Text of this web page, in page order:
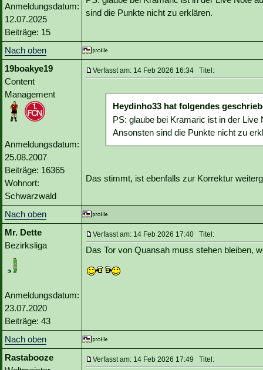
Anmeldungsdatum:
12.07.2025
Beiträge: 15
sind die Punkte nicht zu erklären.
Nach oben
19boakye19
Content
Management
Anmeldungsdatum:
25.08.2007
Beiträge: 16365
Wohnort:
Schwarzwald
Verfasst am: 14 Feb 2026 16:34 Titel:
Heydinho33 hat folgendes
PS: glaube bei Kramaric ist in der Live
Ansonsten sind die Punkte nicht zu
Das stimmt, ist ebenfalls zur Korrektur
Nach oben
Mr. Dette
Bezirksliga
Anmeldungsdatum:
23.07.2020
Beiträge: 43
Verfasst am: 14 Feb 2026 17:40 Titel:
Das Tor von Quansah muss stehen bleiben,
Nach oben
Rastabooze
Verfasst am: 14 Feb 2026 17:49 Titel: